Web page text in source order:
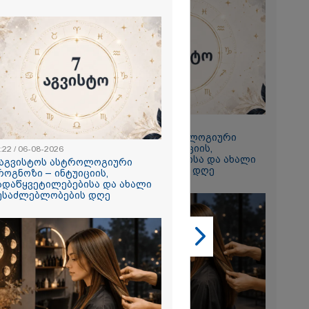
ნია
მას
აბურდული
რომ
გიგა
ადვოკატი
23:22 / 06-08-2026
7 აგვისტოს ასტროლოგიური
პროგნოზი – ინტუიციის,
გადაწყვეტილებებისა და ახალი
შესაძლებლობების დღე
/ 06-08-2026
ასტროლოგიური
– ინტუიციის,
და ახალი
დღე